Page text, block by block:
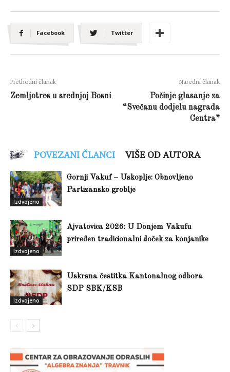
Facebook Twitter
Prethodni članak
Zemljotres u srednjoj Bosni
Naredni članak
Počinje glasanje za
“Svečanu dodjelu nagrada
Centra”
POVEZANI ČLANCI VIŠE OD AUTORA
Izdvojeno
Gornji Vakuf – Uskoplje: Obnovljeno
Partizansko groblje
Izdvojeno
Ajvatovica 2026: U Donjem Vakufu
priređen tradicionalni doček za konjanike
Izdvojeno
Uskrsna čestitka Kantonalnog odbora
SDP SBK/KSB